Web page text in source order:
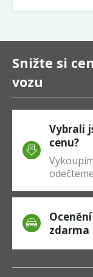
Snižte si
vozu
Vybrali
cenu?
zdarma